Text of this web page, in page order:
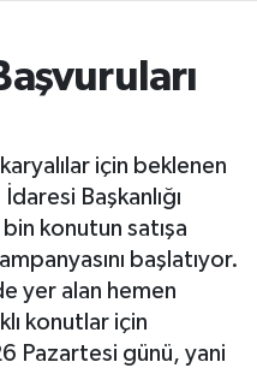
için beklenen
Başkanlığı
konutun satışa
başlatıyor.
yer alan hemen
konutlar için
Pazartesi günü, yani